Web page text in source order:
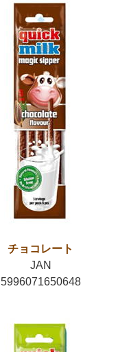
チョコレート
JAN
5996071650648